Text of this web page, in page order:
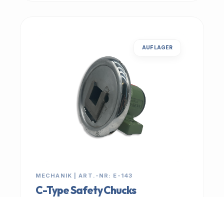
AUF LAGER
MECHANIK | ART.-NR: E-143
C-Type Safety Chucks